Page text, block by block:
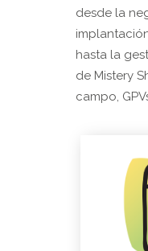
desde la
hasta la
de Mistery
campo,